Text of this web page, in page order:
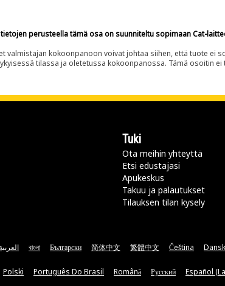
perusteella tämä osa on suunniteltu sopimaan Cat-
valmistajan kokoonpanoon voivat johtaa siihen, että tuote ei
tilassa ja oletetussa kokoonpanossa. Tämä osoitin ei
Tuki
Ota meihin yhteyttä
Etsi edustajasi
Apukeskus
Takuu ja palautukset
Tilauksen tilan kysely
বাংলা Български 简体中文 繁體中文 Čeština Dansk
Polski Português Do Brasil Română Русский Español